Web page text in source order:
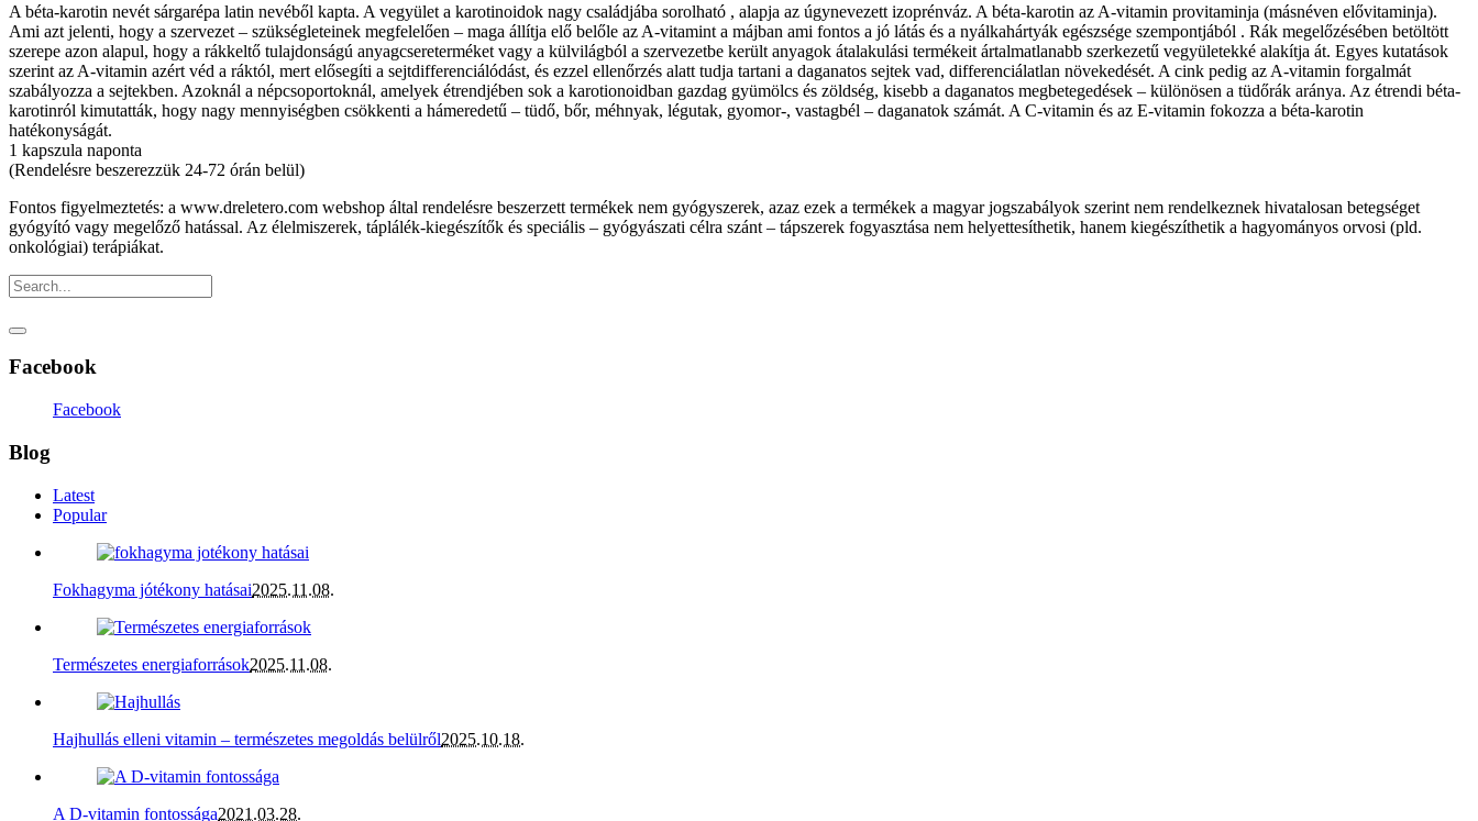
A béta-karotin nevét sárgarépa latin nevéből kapta. A vegyület a karotinoidok nagy családjába sorolható , alapja az úgynevezett izoprénváz. A béta-karotin az A-vitamin provitaminja (másnéven elővitaminja).
Ami azt jelenti, hogy a szervezet – szük­ségleteinek megfelelően – maga állítja elő belőle az A-vitamint a májban ami fontos a jó látás és a nyálkahártyák egészsége szempontjából . Rák megelőzésében betöltött
szerepe azon alapul, hogy a rákkeltő tulaj­donságú anyagcsereterméket vagy a külvilágból a szervezetbe került anyagok átalakulási termékeit ártalmatlanabb szerkezetű vegyületekké alakítja át. Egyes kutatások
szerint az A-vitamin azért véd a ráktól, mert elősegíti a sejtdifferen­ciálódást, és ezzel ellenőrzés alatt tudja tartani a daganatos sejtek vad, differen­ciálatlan növekedését. A cink pedig az A-vitamin forgalmát
szabályozza a sejtekben. Azoknál a népcsoportoknál, amelyek étrendjében sok a karotionoidban gazdag gyümölcs és zöldség, kisebb a daganatos megbetegedések – különösen a tüdőrák aránya. Az étrendi béta-
karotinról kimutatták, hogy nagy mennyiségben csökkenti a hámeredetű – tüdő, bőr, méhnyak, légutak, gyomor-, vastagbél – daganatok számát. A C-vitamin és az E-vitamin fokozza a béta-karotin
hatékonyságát.
1 kapszula naponta
(Rendelésre beszerezzük 24-72 órán belül)
Fontos figyelmeztetés: a www.dreletero.com webshop által rendelésre beszerzett termékek nem gyógyszerek, azaz ezek a termékek a magyar jogszabályok szerint nem rendelkeznek hivatalosan betegséget
gyógyító vagy megelőző hatással. Az élelmiszerek, táplálék-kiegészítők és speciális – gyógyászati célra szánt – tápszerek fogyasztása nem helyettesíthetik, hanem kiegészíthetik a hagyományos orvosi (pld.
onkológiai) terápiákat.
Facebook
Facebook
Blog
Latest
Popular
Fokhagyma jótékony hatásai2025.11.08.
Természetes energiaforrások2025.11.08.
Hajhullás elleni vitamin – természetes megoldás belülről2025.10.18.
A D-vitamin fontossága2021.03.28.